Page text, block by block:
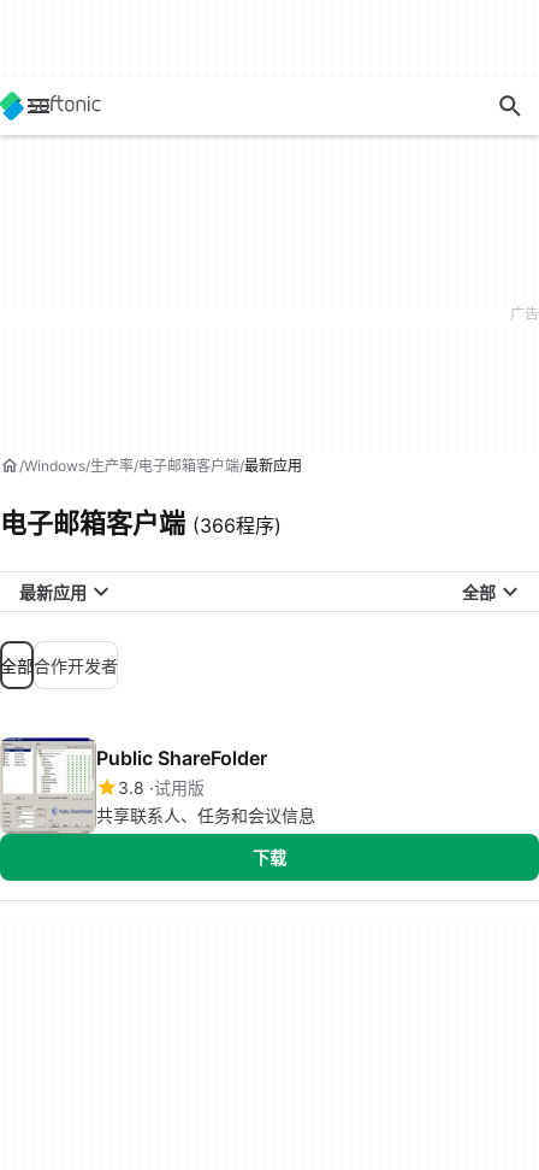
Windows 生产率 电子邮箱客户端 最新应用
电子邮箱客户端 (366程序)
最新应用 全部
全部合作开发者
Public ShareFolder
3.8 试用版
共享联系人、任务和会议信息
下载